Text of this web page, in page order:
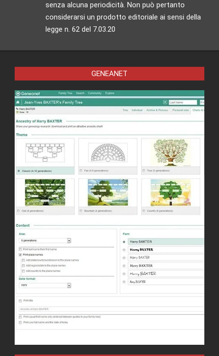
senza alcuna periodicità. Non può pertanto
considerarsi un prodotto editoriale ai sensi della
legge n. 62 del 7.03.20
GENEANET